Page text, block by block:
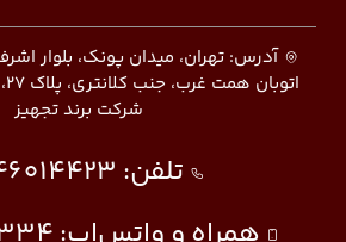
آدرس: تهران، میدان پونک، بلوار
شرکت برند تجهیز
تلفن: